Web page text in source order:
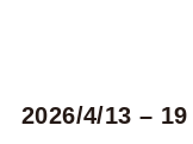
2026/4/13 – 19